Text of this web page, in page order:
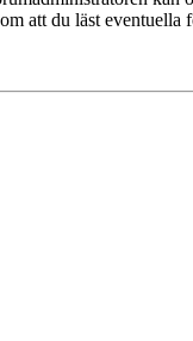
att du läst eventuella